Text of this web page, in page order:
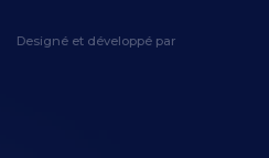
Designé et développé par